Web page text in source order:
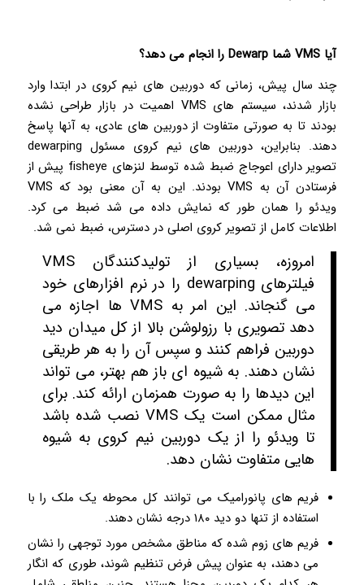
آیا VMSشما Dewarpرا انجام می دهد؟
چند سال پیش، زمانی که دوربین های نیم کروی در ابتدا وارد
بازار شدند، سیستم های VMS اهمیت در بازار طراحی نشده
بودند تا به صورتی متفاوت از دوربین های عادی، به آنها پاسخ
دهند. بنابراین، دوربین های نیم کروی مسئول dewarping
تصویر دارای اعوجاج ضبط شده توسط لنزهای fisheye پیش از
فرستادن آن به VMS بودند. این به آن معنی بود که VMS
ویدئو را همان طور که نمایش داده می شد ضبط می کرد.
اطلاعات کامل از تصویر کروی اصلی در دسترس، ضبط نمی شد.
امروزه، بسیاری از تولیدکنندگان VMS
فیلترهای dewarping را در نرم افزارهای خود
می گنجاند. این امر به VMS ها اجازه می
دهد تصویری با رزولوشن بالا از کل میدان دید
دوربین فراهم کنند و سپس آن را به هر طریقی
نشان دهند. به شیوه ای باز هم بهتر، می تواند
این دیدها را به صورت همزمان ارائه کند. برای
مثال ممکن است یک VMS نصب شده باشد
تا ویدئو را از یک دوربین نیم کروی به شیوه
هایی متفاوت نشان دهد.
فریم های پانورامیک می توانند کل محوطه یک ملک را با
استفاده از تنها دو دید ۱۸۰ درجه نشان دهند.
فریم های زوم شده که مناطق مشخص مورد توجهی را نشان
می دهند، به عنوان پیش فرض تنظیم شوند، طوری که انگار